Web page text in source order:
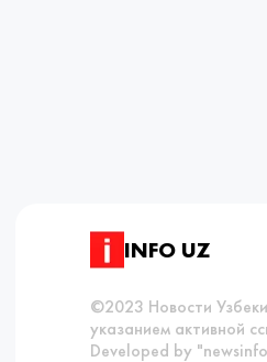
INFO UZ
©2023 Новости
указанием активной
Developed by